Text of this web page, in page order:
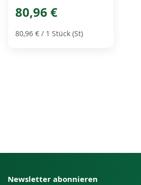
80,96 €
80,96 € / 1 Stück (St)
Newsletter abonnieren